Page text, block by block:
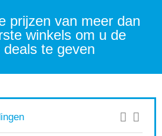
prijzen van meer dan
winkels om u de
deals te geven